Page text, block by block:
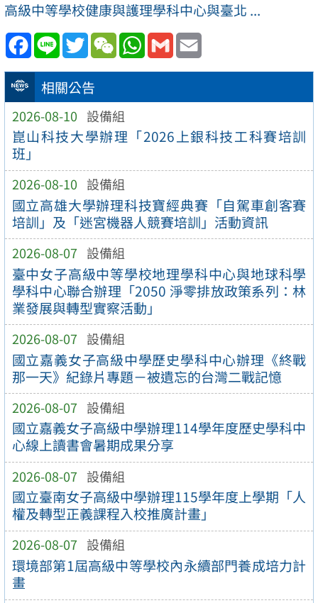
相關公告
2026-08-10 設備組
崑山科技大學辦理「2026上銀科技工科賽培訓
班」
2026-08-10 設備組
國立高雄大學辦理科技寶經典賽「自駕車創客賽
培訓」及「迷宮機器人競賽培訓」活動資訊
2026-08-07 設備組
臺中女子高級中等學校地理學科中心與地球科學
學科中心聯合辦理「2050 淨零排放政策系列：林
業發展與轉型實察活動」
2026-08-07 設備組
國立嘉義女子高級中學歷史學科中心辦理《終戰
那一天》紀錄片專題－被遺忘的台灣二戰記憶
2026-08-07 設備組
國立嘉義女子高級中學辦理114學年度歷史學科中
心線上讀書會暑期成果分享
2026-08-07 設備組
國立臺南女子高級中學辦理115學年度上學期「人
權及轉型正義課程入校推廣計畫」
2026-08-07 設備組
環境部第1屆高級中等學校內永續部門養成培力計
畫
高級中等學校健康與護理學科中心與臺北 ...
Facebook
Line TwitterWeChatWhatsApp
Gmail